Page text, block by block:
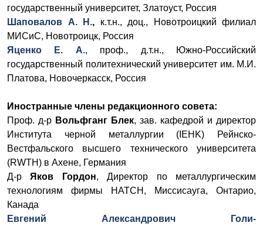
государственный университет, Златоуст, Россия
Шаповалов А. Н., к.т.н., доц., Новотроицкий филиал
МИСиС, Новотроицк, Россия
Яценко Е. А., проф., д.т.н., Южно-Российский
государственный политехнический университет им. М.И.
Платова, Новочеркасск, Россия
Иностранные члены редакционного совета:
Проф. д-р Вольфганг Блек, зав. кафедрой и директор
Института черной металлургии (IEHK) Рейнско-
Вестфальского высшего технического университета
(RWTH) в Ахене, Германия
Д-рЯков Гордон, Директор по металлургическим
технологиям фирмы HATCH, Миссисауга, Онтарио,
Канада
Евгений Александрович
Голи-